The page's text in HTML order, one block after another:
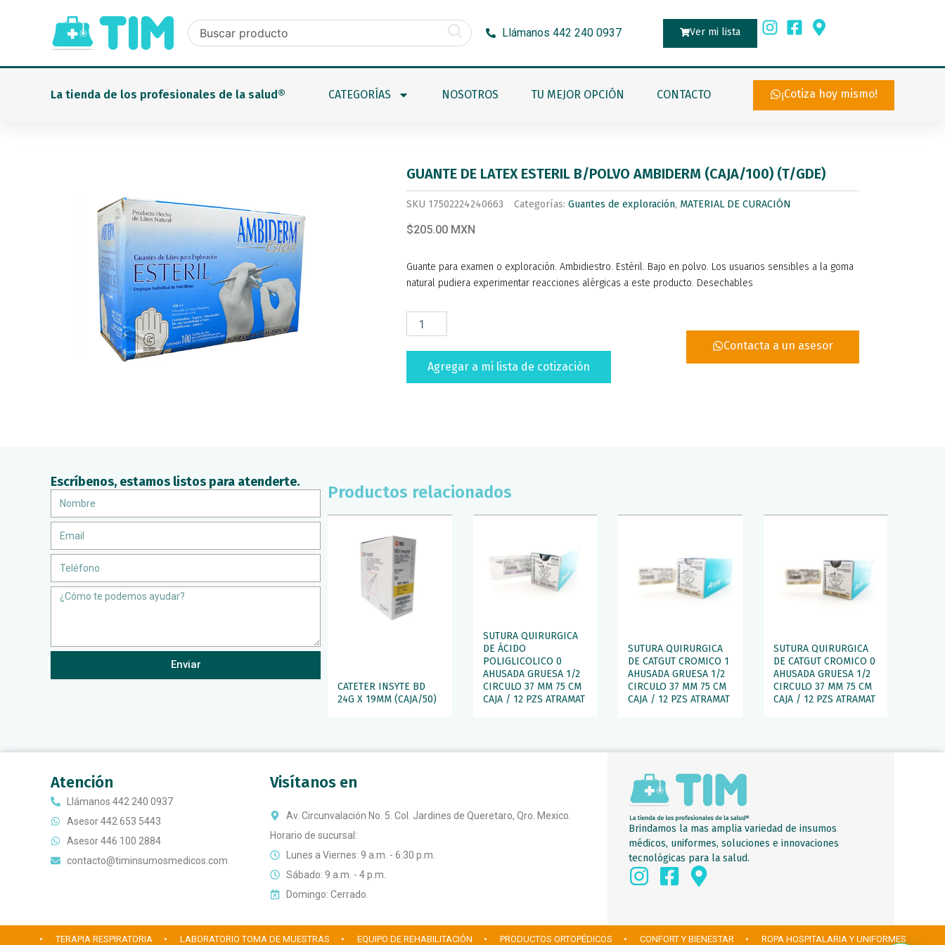
contenido
Llámanos 442 240 0937 Ver mi lista
La tienda de los profesionales de la salud® CATEGORÍAS NOSOTROS TU MEJOR OPCIÓN CONTACTO ¡Cotiza hoy mismo!
GUANTE DE LATEX ESTERIL B/POLVO AMBIDERM (CAJA/100) (T/GDE)
SKU 17502224240663 Categorías: Guantes de exploración, MATERIAL DE CURACIÓN
$205.00 MXN
Guante para examen o exploración. Ambidiestro. Estéril. Bajo en polvo. Los usuarios sensibles a la goma
natural pudiera experimentar reacciones alérgicas a este producto. Desechables
GUANTE
B/POLVO
AMBIDERM
Agregar a mi lista de cotización
Contacta a un asesor
Escríbenos, estamos listos para atenderte.
Message
Enviar
Productos relacionados
CATETER INSYTE BD
24G X 19MM (CAJA/50)
SUTURA QUIRURGICA
DE ÁCIDO
POLIGLICOLICO 0
AHUSADA GRUESA 1/2
CIRCULO 37 MM 75 CM
CAJA / 12 PZS ATRAMAT
SUTURA QUIRURGICA
DE CATGUT CROMICO 1
AHUSADA GRUESA 1/2
CIRCULO 37 MM 75 CM
CAJA / 12 PZS ATRAMAT
SUTURA QUIRURGICA
DE CATGUT CROMICO 0
AHUSADA GRUESA 1/2
CIRCULO 37 MM 75 CM
CAJA / 12 PZS ATRAMAT
Atención
Llámanos 442 240 0937
Asesor 442 653 5443
Asesor 446 100 2884
contacto@timinsumosmedicos.com
Visítanos en
Av. Circunvalación No. 5. Col. Jardines de Queretaro, Qro. Mexico.
Horario de sucursal:
Lunes a Viernes: 9 a.m. - 6:30 p.m.
Sábado: 9 a.m. - 4 p.m.
Domingo: Cerrado.
Brindamos la mas amplia variedad de insumos
médicos, uniformes, soluciones e innovaciones
tecnológicas para la salud.
• TERAPIA RESPIRATORIA • LABORATORIO TOMA DE MUESTRAS • EQUIPO DE REHABILITACIÓN • PRODUCTOS ORTOPÉDICOS • CONFORT Y BIENESTAR • ROPA HOSPITALARIA Y UNIFORMES